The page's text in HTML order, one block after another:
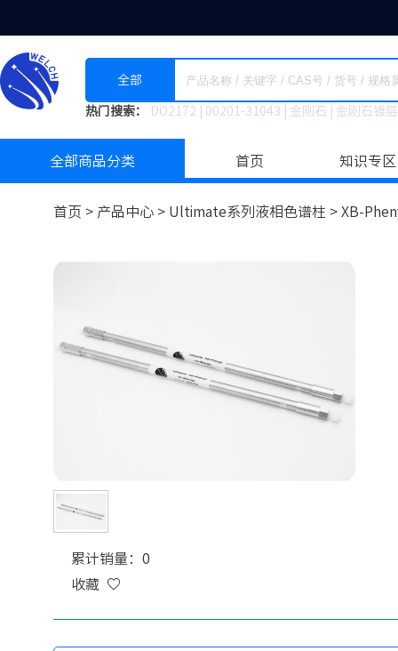
全部
热门搜索： DO2172 00201-31043 金刚石 金刚石镀
全部商品分类 首页 知识专区
首页 > 产品中心 > Ultimate系列液相色谱柱 > XB-
累计销量：0
收藏